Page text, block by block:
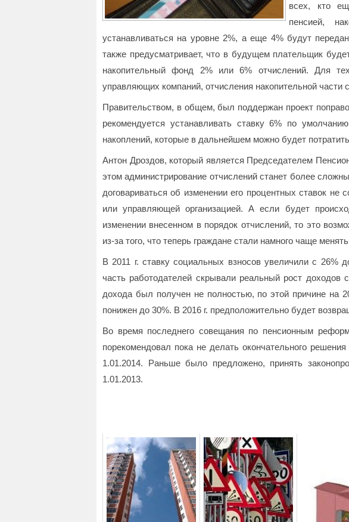
всех, кто
пенсией,
устанавливаться на уровне 2%, а еще 4% будут
также предусматривает, что в будущем плательщик
накопительный фонд 2% или 6% отчислений. Для
управляющих компаний, отчисления накопительной части
Правительством, в общем, был поддержан проект
рекомендуется устанавливать ставку 6% по
накоплений, которые в дальнейшем можно будет
Антон Дроздов, который является Председателем
этом администрирование отчислений станет более
договариваться об изменении его процентных ставок
или управляющей организацией. А если будет
изменении внесенном в порядок отчислений, то это
из-за того, что теперь граждане стали намного чаще
В 2011 г. ставку социальных взносов увеличили с 26%
часть работодателей скрывали реальный рост доходов
дохода был получен не полностью, по этой причине на
понижен до 30%. В 2016 г. предположительно будет
Во время последнего совещания по пенсионным
порекомендовал пока не делать окончательного
1.01.2014. Раньше было предложено, принять
1.01.2013.